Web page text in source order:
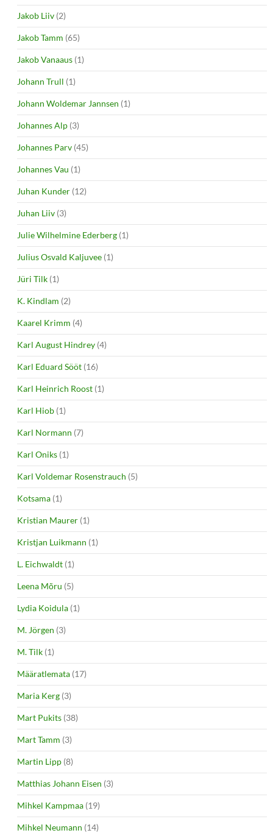
Jakob Liiv (2)
Jakob Tamm (65)
Jakob Vanaaus (1)
Johann Trull (1)
Johann Woldemar Jannsen (1)
Johannes Alp (3)
Johannes Parv (45)
Johannes Vau (1)
Juhan Kunder (12)
Juhan Liiv (3)
Julie Wilhelmine Ederberg (1)
Julius Osvald Kaljuvee (1)
Jüri Tilk (1)
K. Kindlam (2)
Kaarel Krimm (4)
Karl August Hindrey (4)
Karl Eduard Sööt (16)
Karl Heinrich Roost (1)
Karl Hiob (1)
Karl Normann (7)
Karl Oniks (1)
Karl Voldemar Rosenstrauch (5)
Kotsama (1)
Kristian Maurer (1)
Kristjan Luikmann (1)
L. Eichwaldt (1)
Leena Mõru (5)
Lydia Koidula (1)
M. Jörgen (3)
M. Tilk (1)
Määratlemata (17)
Maria Kerg (3)
Mart Pukits (38)
Mart Tamm (3)
Martin Lipp (8)
Matthias Johann Eisen (3)
Mihkel Kampmaa (19)
Mihkel Neumann (14)